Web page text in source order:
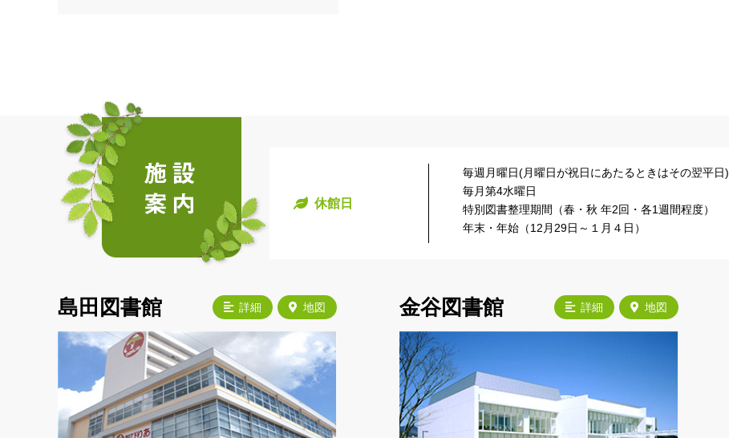
休館日
毎週月曜日(月曜日が祝日にあたるときはその翌平日)
毎月第4水曜日
特別図書整理期間（春・秋 年2回・各1週間程度）
年末・年始（12月29日～１月４日）
詳細 地図
島田図書館 詳細 地図
金谷図書館